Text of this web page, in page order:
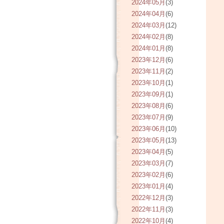
2024年05月 (3)
2024年04月 (6)
2024年03月 (12)
2024年02月 (8)
2024年01月 (8)
2023年12月 (6)
2023年11月 (2)
2023年10月 (1)
2023年09月 (1)
2023年08月 (6)
2023年07月 (9)
2023年06月 (10)
2023年05月 (13)
2023年04月 (5)
2023年03月 (7)
2023年02月 (6)
2023年01月 (4)
2022年12月 (3)
2022年11月 (3)
2022年10月 (4)